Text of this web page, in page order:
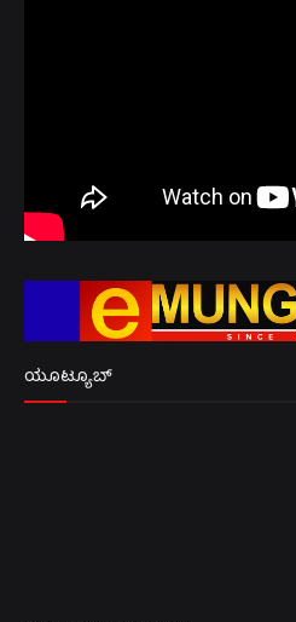
ಯೂಟ್ಯೂಬ್